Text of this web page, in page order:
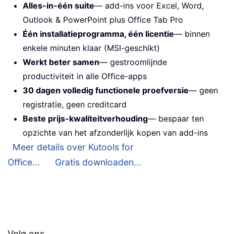
Alles-in-één suite— add-ins voor Excel, Word,
Outlook & PowerPoint plus Office Tab Pro
Één installatieprogramma, één licentie— binnen
enkele minuten klaar (MSI-geschikt)
Werkt beter samen— gestroomlijnde
productiviteit in alle Office-apps
30 dagen volledig functionele proefversie— geen
registratie, geen creditcard
Beste prijs-kwaliteitverhouding— bespaar ten
opzichte van het afzonderlijk kopen van add-ins
Meer details over Kutools for
Office...
Gratis downloaden...